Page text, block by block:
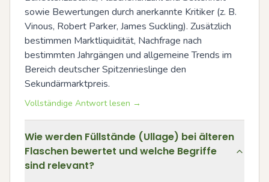
sowie Bewertungen durch anerkannte Kritiker (z. B.
Vinous, Robert Parker, James Suckling). Zusätzlich
bestimmen Marktliquidität, Nachfrage nach
bestimmten Jahrgängen und allgemeine Trends im
Bereich deutscher Spitzenrieslinge den
Sekundärmarktpreis.
Vollständige Antwort lesen →
Wie werden Füllstände (Ullage) bei älteren
Flaschen bewertet und welche Begriffe
sind relevant?